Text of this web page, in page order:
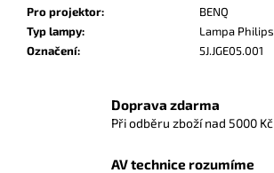
Pro projektor:
BENQ
Typ lampy:
Lampa Philips
Označení: 5J.JGE05.001
Doprava zdarma
Při odběru zboží nad 5000 Kč
AV technice rozumíme